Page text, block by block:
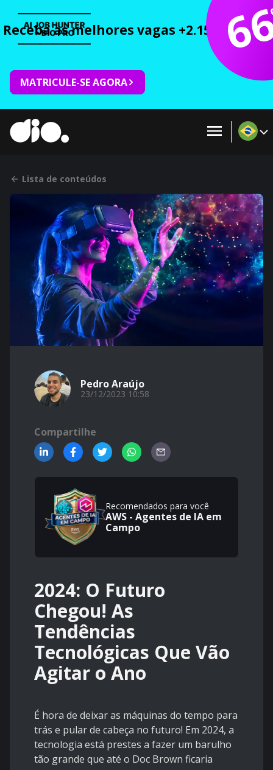
Receba as melhores vagas +2.150 cursos
MATRICULE-SE AGORA
Lista de conteúdos
Pedro Araújo
23/12/2023 10:58
Compartilhe
Recomendados para você
AWS - Agentes de IA em
Campo
2024: O Futuro
Chegou! As
Tendências
Tecnológicas Que Vão
Agitar o Ano
É hora de deixar as máquinas do tempo para
trás e pular de cabeça no futuro! Em 2024, a
tecnologia está prestes a fazer um barulho
tão grande que até o Doc Brown ficaria